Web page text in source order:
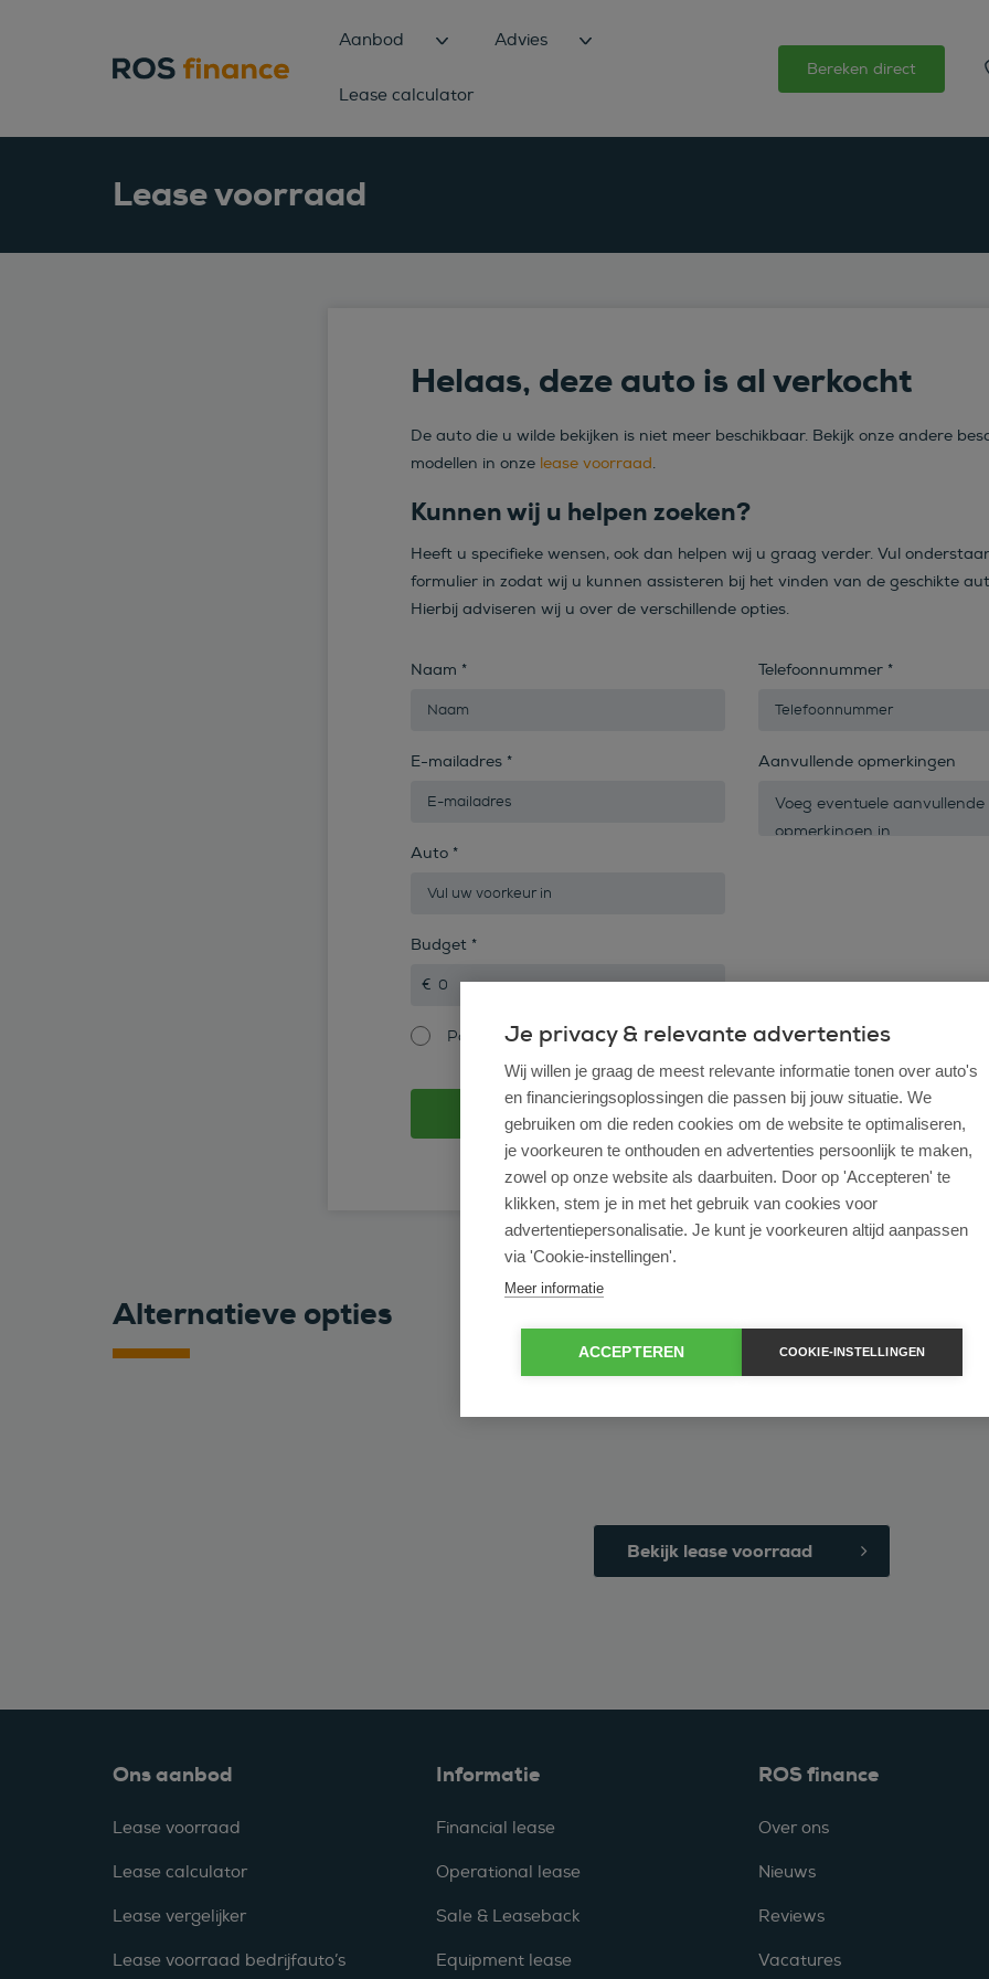
Aanbod Advies
Lease calculator
Bereken direct
Lease voorraad
Helaas, deze auto is al verkocht
De auto die u wilde bekijken is niet meer beschikbaar. Bekijk onze andere
modellen in onze lease voorraad.
Kunnen wij u helpen zoeken?
Heeft u specifieke wensen, ook dan helpen wij u graag verder. Vul
formulier in zodat wij u kunnen assisteren bij het vinden van de geschikte
Hierbij adviseren wij u over de verschillende opties.
Naam *
E-mailadres *
Auto *
Budget *
Particulier Zakelijk
Telefoonnummer *
Aanvullende opmerkingen
of bekijk ons volledige lease voorraad
Alternatieve opties
Bekijk lease voorraad
Ons aanbod
Lease voorraad
Lease calculator
Lease vergelijker
Lease voorraad bedrijfauto’s
Informatie
Financial lease
Operational lease
Sale & Leaseback
Equipment lease
ROS finance
Over ons
Nieuws
Reviews
Vacatures
Je privacy & relevante advertenties
Wij willen je graag de meest relevante informatie tonen over auto's
en financieringsoplossingen die passen bij jouw situatie. We
gebruiken om die reden cookies om de website te optimaliseren,
je voorkeuren te onthouden en advertenties persoonlijk te maken,
zowel op onze website als daarbuiten. Door op 'Accepteren' te
klikken, stem je in met het gebruik van cookies voor
advertentiepersonalisatie. Je kunt je voorkeuren altijd aanpassen
via 'Cookie-instellingen'.
Meer informatie
ACCEPTEREN COOKIE-INSTELLINGEN